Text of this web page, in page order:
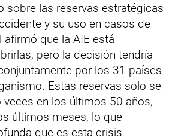
sobre las reservas estratégicas
y su uso en casos de
afirmó que la AIE está
pero la decisión tendría
por los 31 países
Estas reservas solo se
veces en los últimos 50 años,
últimos meses, lo que
que es esta crisis